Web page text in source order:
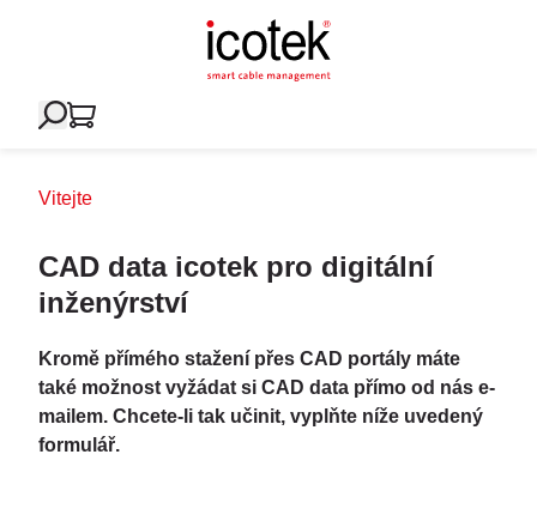
Vitejte
CAD data icotek pro digitální
inženýrství
Kromě přímého stažení přes CAD portály máte
také možnost vyžádat si CAD data přímo od nás e-
mailem. Chcete-li tak učinit, vyplňte níže uvedený
formulář.